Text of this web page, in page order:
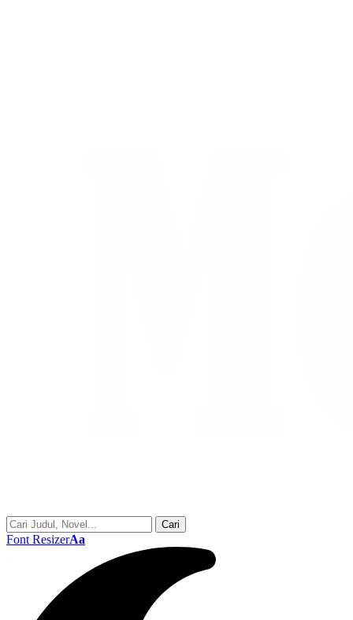
Font ResizerAa